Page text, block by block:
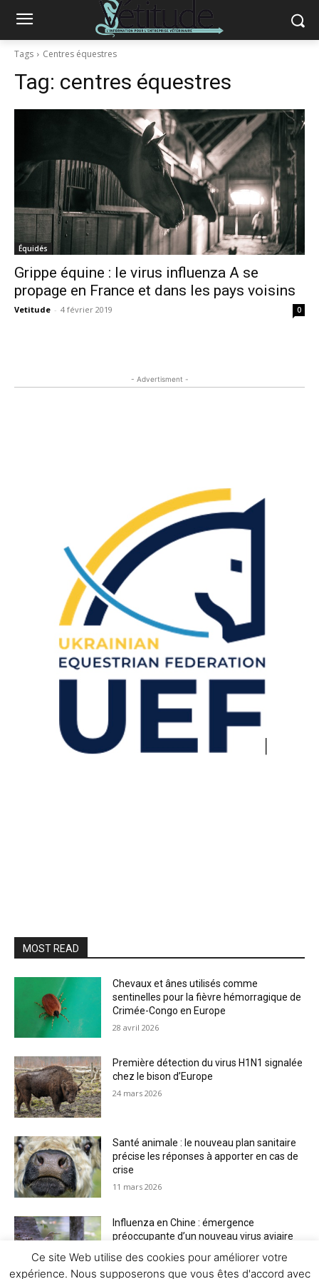
Tags Centres équestres
Tag: centres équestres
Équidés
Grippe équine : le virus influenza A se
propage en France et dans les pays voisins
Vetitude - 4 février 2019 0
- Advertisment -
MOST READ
Chevaux et ânes utilisés comme
sentinelles pour la fièvre hémorragique de
Crimée-Congo en Europe
28 avril 2026
Première détection du virus H1N1 signalée
chez le bison d’Europe
24 mars 2026
Santé animale : le nouveau plan sanitaire
précise les réponses à apporter en cas de
crise
11 mars 2026
Influenza en Chine : émergence
préoccupante d’un nouveau virus aviaire
Ce site Web utilise des cookies pour améliorer votre
expérience. Nous supposerons que vous êtes d'accord avec